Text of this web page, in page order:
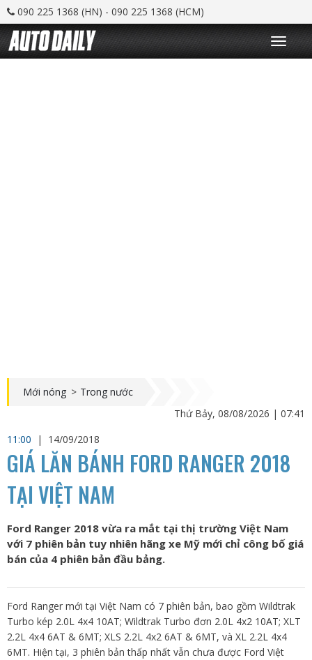
090 225 1368 (HN) - 090 225 1368 (HCM)
T
o
g
Mới nóng > Trong nước
Thứ Bảy, 08/08/2026 | 07:41
11:00
| 14/09/2018
GIÁ LĂN BÁNH FORD RANGER 2018
TẠI VIỆT NAM
Ford Ranger 2018 vừa ra mắt tại thị trường Việt Nam
với 7 phiên bản tuy nhiên hãng xe Mỹ mới chỉ công bố giá
bán của 4 phiên bản đầu bảng.
Ford Ranger mới tại Việt Nam có 7 phiên bản, bao gồm Wildtrak
Turbo kép 2.0L 4x4 10AT; Wildtrak Turbo đơn 2.0L 4x2 10AT; XLT
2.2L 4x4 6AT & 6MT; XLS 2.2L 4x2 6AT & 6MT, và XL 2.2L 4x4
6MT. Hiện tại, 3 phiên bản thấp nhất vẫn chưa được Ford Việt